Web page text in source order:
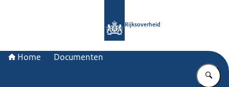
Rijksoverheid
Home Documenten